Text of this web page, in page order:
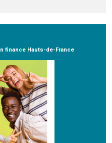
finance Hauts-de-France